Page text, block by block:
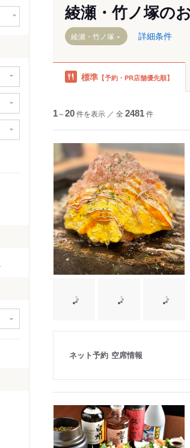
綾瀬・竹ノ塚の
綾瀬・竹ノ塚 詳細条件
標準 【予約・PR店舗優先順】
1～20件を表示 ／ 全 2481件
ネット予約 空席情報